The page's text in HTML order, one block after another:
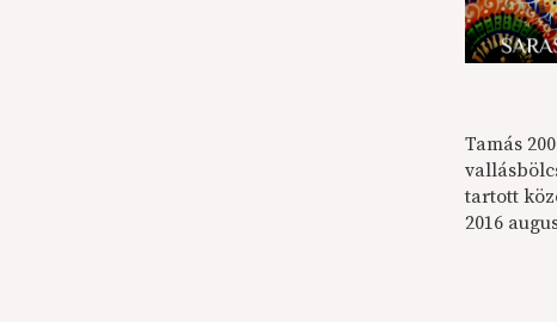
Tamás
tartott
2016